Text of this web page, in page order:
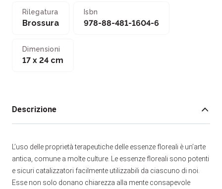
Rilegatura
Brossura
Isbn
978-88-481-1604-6
Dimensioni
17 x 24 cm
Descrizione
L’uso delle proprietà terapeutiche delle essenze floreali è un’arte
antica, comune a molte culture. Le essenze floreali sono potenti
e sicuri catalizzatori facilmente utilizzabili da ciascuno di noi.
Esse non solo donano chiarezza alla mente consapevole